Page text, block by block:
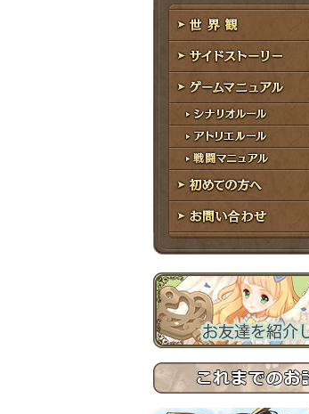
レ
ス
ド
ゲームガイド
世界観
サイドストーリー
ゲームマニュアル
シナリオルール
アトリエルール
戦闘マニュアル
初めての方へ
お問い合わせ